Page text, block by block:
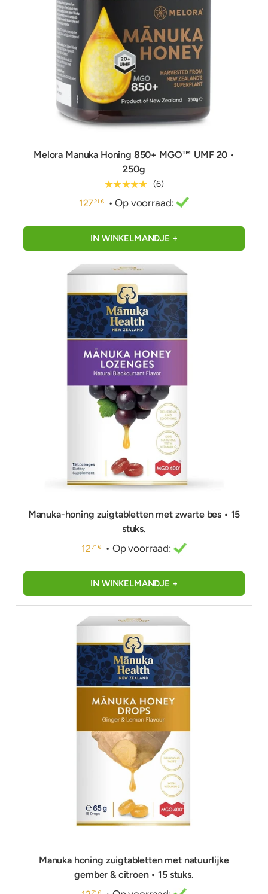
Melora Manuka Honing 850+ MGO™ UMF 20 •
250g
★★★★★ (6)
127 21 € • Op voorraad:
IN WINKELMANDJE +
Manuka-honing zuigtabletten met zwarte bes • 15
stuks.
1271 € • Op voorraad:
IN WINKELMANDJE +
Manuka honing zuigtabletten met natuurlijke
gember & citroen • 15 stuks.
71 €